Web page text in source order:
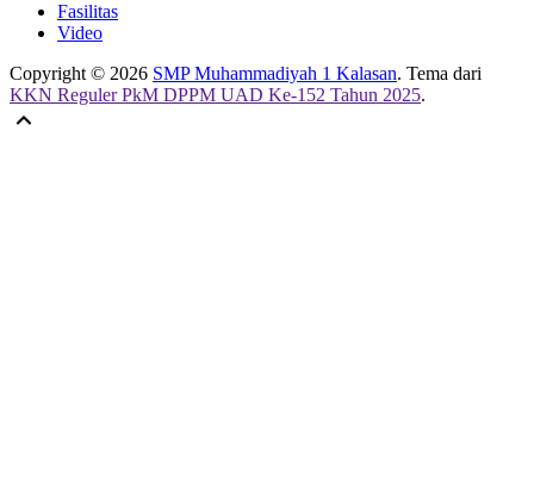
Fasilitas
Video
Copyright © 2026 SMP Muhammadiyah 1 Kalasan. Tema dari
KKN Reguler PkM DPPM UAD Ke-152 Tahun 2025.